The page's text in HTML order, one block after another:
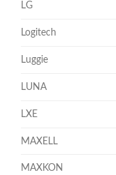
LG
Logitech
Luggie
LUNA
LXE
MAXELL
MAXKON